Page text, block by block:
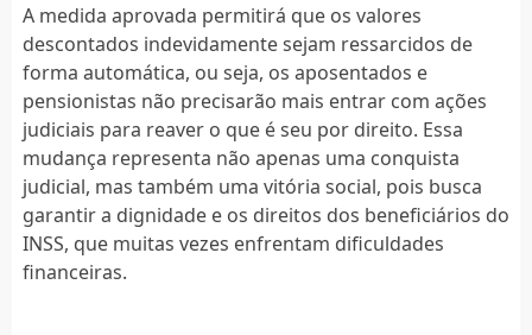
A medida aprovada permitirá que os valores
descontados indevidamente sejam ressarcidos de
forma automática, ou seja, os aposentados e
pensionistas não precisarão mais entrar com ações
judiciais para reaver o que é seu por direito. Essa
mudança representa não apenas uma conquista
judicial, mas também uma vitória social, pois busca
garantir a dignidade e os direitos dos beneficiários do
INSS, que muitas vezes enfrentam dificuldades
financeiras.